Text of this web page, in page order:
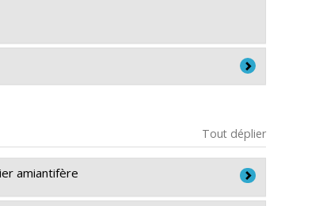
Tout déplier
amiantifère